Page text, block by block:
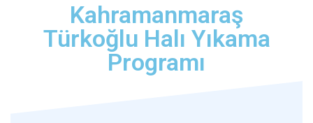
Kahramanmaraş
Türkoğlu Halı Yıkama
Programı